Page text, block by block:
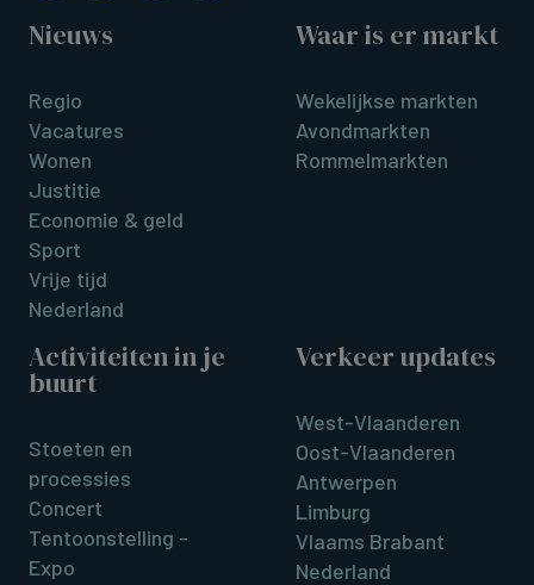
Nieuws
Regio
Vacatures
Wonen
Justitie
Economie & geld
Sport
Vrije tijd
Nederland
Waar is er markt
Wekelijkse markten
Avondmarkten
Rommelmarkten
Activiteiten in je
buurt
Stoeten en
processies
Concert
Tentoonstelling -
Expo
Verkeer updates
West-Vlaanderen
Oost-Vlaanderen
Antwerpen
Limburg
Vlaams Brabant
Nederland